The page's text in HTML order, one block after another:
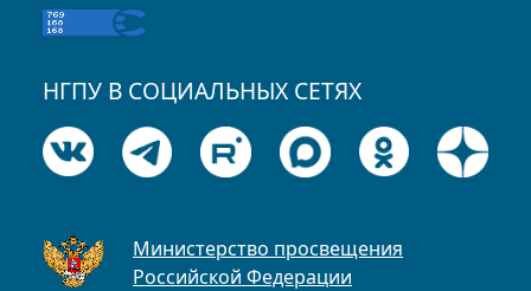
НГПУ В СОЦИАЛЬНЫХ СЕТЯХ
Министерство просвещения
Российской Федерации